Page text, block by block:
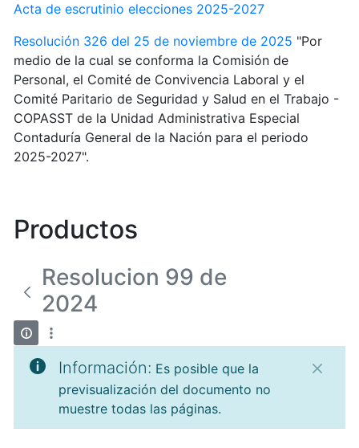
Acta de escrutinio elecciones 2025-2027
Resolución 326 del 25 de noviembre de 2025 "Por
medio de la cual se conforma la Comisión de
Personal, el Comité de Convivencia Laboral y el
Comité Paritario de Seguridad y Salud en el Trabajo -
COPASST de la Unidad Administrativa Especial
Contaduría General de la Nación para el periodo
2025-2027".
Productos
Resolucion 99 de
2024
Información: Es posible que la
previsualización del documento no
muestre todas las páginas.